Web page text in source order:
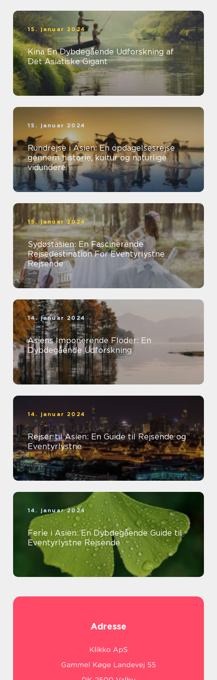
15. januar 2024
Kina En Dybdegående Udforskning af
Det Asiatiske Gigant
15. januar 2024
Rundrejse i Asien: En opdagelsesrejse
gennem historie, kultur og naturlige
vidundere
15. januar 2024
Sydøstasien: En Fascinerende
Rejsedestination For Eventyrlystne
Rejsende
14. januar 2024
Asiens Imponerende Floder: En
Dybdegående Udforskning
14. januar 2024
Rejser til Asien: En Guide til Rejsende og
Eventyrlystne
14. januar 2024
Ferie i Asien: En Dybdegående Guide til
Eventyrlystne Rejsende
Adresse